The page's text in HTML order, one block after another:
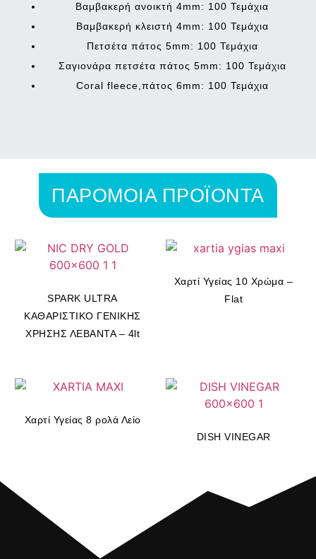
Βαμβακερή ανοικτή 4mm: 100 Τεμάχια
Βαμβακερή κλειστή 4mm: 100 Τεμάχια
Πετσέτα πάτος 5mm: 100 Τεμάχια
Σαγιονάρα πετσέτα πάτος 5mm: 100 Τεμάχια
Coral fleece,πάτος 6mm: 100 Τεμάχια
ΠΑΡΟΜΟΙΑ ΠΡΟΪΟΝΤΑ
SPARK ULTRA
ΚΑΘΑΡΙΣΤΙΚΟ ΓΕΝΙΚΗΣ
ΧΡΗΣΗΣ ΛΕΒΑΝΤΑ – 4lt
Χαρτί Υγείας 10 Χρώμα –
Flat
Χαρτί Υγείας 8 ρολά Λείο
DISH VINEGAR